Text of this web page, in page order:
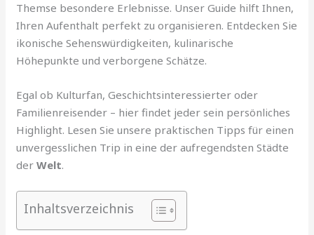
Themse besondere Erlebnisse. Unser Guide hilft Ihnen,
Ihren Aufenthalt perfekt zu organisieren. Entdecken Sie
ikonische Sehenswürdigkeiten, kulinarische
Höhepunkte und verborgene Schätze.
Egal ob Kulturfan, Geschichtsinteressierter oder
Familienreisender – hier findet jeder sein persönliches
Highlight. Lesen Sie unsere praktischen Tipps für einen
unvergesslichen Trip in eine der aufregendsten Städte
derWelt.
Inhaltsverzeichnis